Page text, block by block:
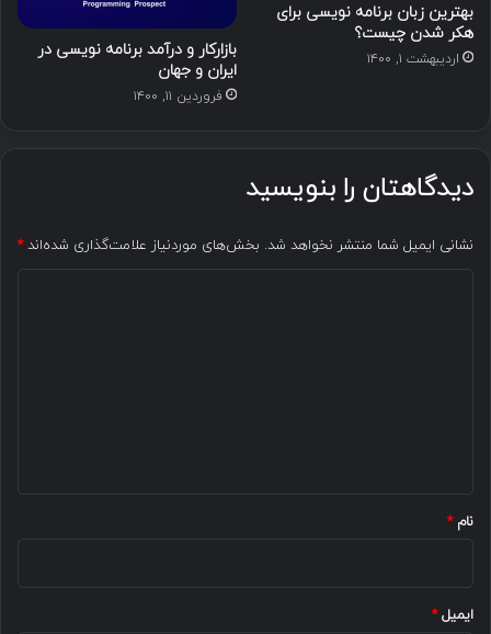
بهترین زبان برنامه نویسی برای
هکر شدن چیست؟
اردیبهشت ۱, ۱۴۰۰
بازارکار و درآمد برنامه نویسی در
ایران و جهان
فروردین ۱۱, ۱۴۰۰
دیدگاهتان را بنویسید
نشانی ایمیل شما منتشر نخواهد شد. بخش‌های موردنیاز علامت‌گذاری شده‌اند*
نام*
ایمیل*